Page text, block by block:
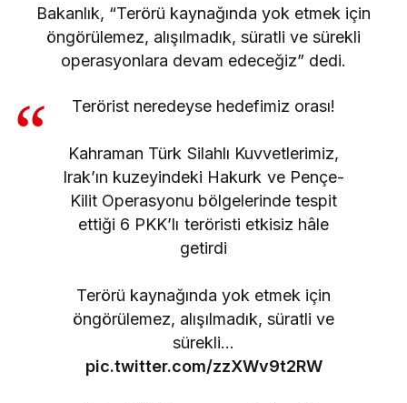
Bakanlık, “Terörü kaynağında yok etmek için
öngörülemez, alışılmadık, süratli ve sürekli
operasyonlara devam edeceğiz” dedi.
Terörist neredeyse hedefimiz orası!
Kahraman Türk Silahlı Kuvvetlerimiz,
Irak’ın kuzeyindeki Hakurk ve Pençe-
Kilit Operasyonu bölgelerinde tespit
ettiği 6 PKK’lı teröristi etkisiz hâle
getirdi
Terörü kaynağında yok etmek için
öngörülemez, alışılmadık, süratli ve
sürekli…
pic.twitter.com/zzXWv9t2RW